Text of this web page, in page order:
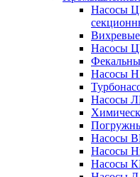
Насосы
Насосы
Насосы
Насосы
Насосы
Насосы
Насосы